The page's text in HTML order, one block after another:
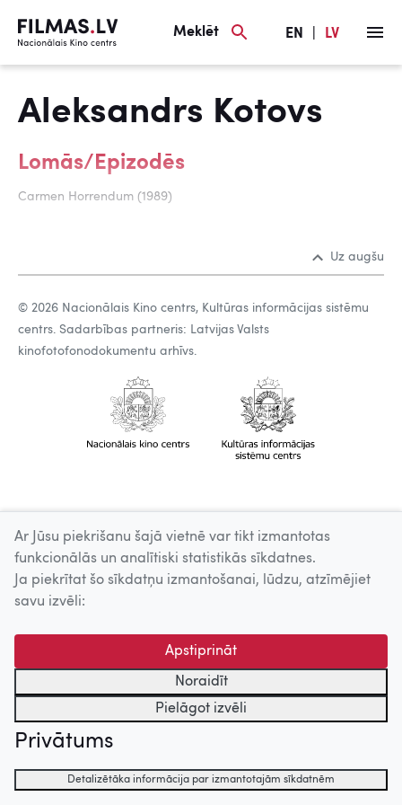
Meklēt EN LV
Aleksandrs Kotovs
Lomās/Epizodēs
Carmen Horrendum (1989)
Uz augšu
© 2026 Nacionālais Kino centrs, Kultūras informācijas sistēmu
centrs. Sadarbības partneris: Latvijas Valsts
kinofotofonodokumentu arhīvs.
Ar Jūsu piekrišanu šajā vietnē var tikt izmantotas
funkcionālās un analītiski statistikās sīkdatnes.
Ja piekrītat šo sīkdatņu izmantošanai, lūdzu, atzīmējiet
savu izvēli:
Apstiprināt
Noraidīt
Pielāgot izvēli
Privātums
Detalizētāka informācija par izmantotajām sīkdatnēm